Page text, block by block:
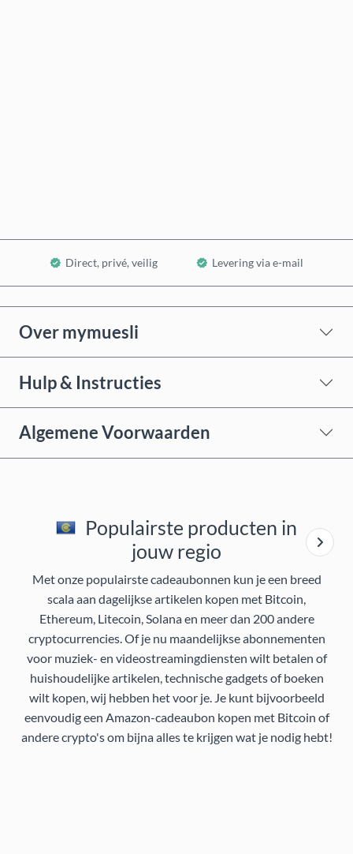
Direct, privé, veilig Levering via e-mail
Over mymuesli
Hulp & Instructies
Algemene Voorwaarden
Populairste producten in
jouw regio
Met onze populairste cadeaubonnen kun je een breed
scala aan dagelijkse artikelen kopen met Bitcoin,
Ethereum, Litecoin, Solana en meer dan 200 andere
cryptocurrencies. Of je nu maandelijkse abonnementen
voor muziek- en videostreamingdiensten wilt betalen of
huishoudelijke artikelen, technische gadgets of boeken
wilt kopen, wij hebben het voor je. Je kunt bijvoorbeeld
eenvoudig een Amazon-cadeaubon kopen met Bitcoin of
andere crypto's om bijna alles te krijgen wat je nodig hebt!